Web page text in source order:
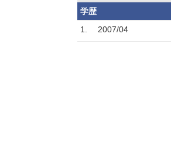
学歴
1.
2007/04